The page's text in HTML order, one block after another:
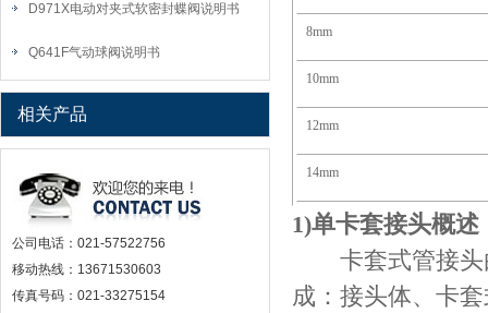
D971X电动对夹式软密封蝶阀说明书
Q641F气动球阀说明书
相关产品
公司电话：021-57522756
移动热线：13671530603
传真号码：021-33275154
8mm
10mm
12mm
14mm
1)单卡套接头概述
卡套式管接头
成：接头体、卡